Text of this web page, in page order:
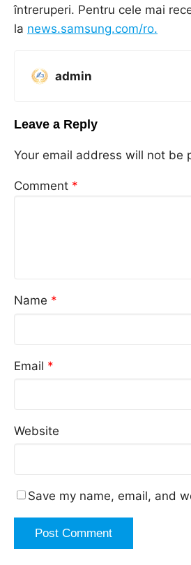
întreruperi. Pentru cele mai
la news.samsung.com/ro.
admin
Leave a Reply
Your email address will not be
Comment *
Name *
Email *
Website
Save my name, email, and